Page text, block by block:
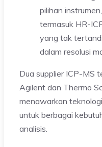
pilihan instrumen,
termasuk HR-
yang tak
dalam resolusi
Dua supplier ICP-MS
Agilent dan Thermo
menawarkan
untuk berbagai
analisis.